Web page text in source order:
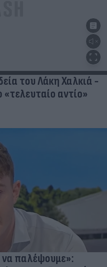
του Λάκη Χαλκιά -
«τελευταίο αντίο»
να παλέψουμε»: